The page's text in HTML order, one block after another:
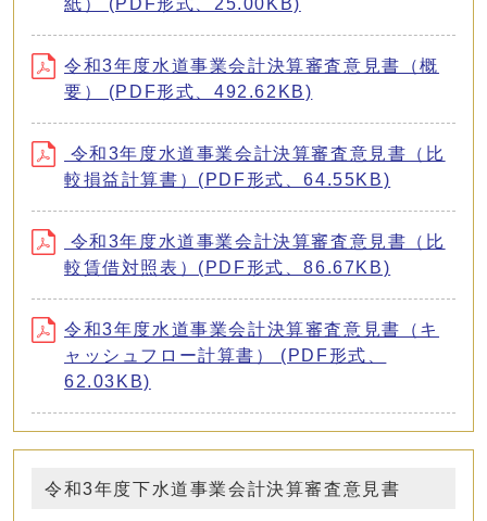
紙） (PDF形式、25.00KB)
令和3年度水道事業会計決算審査意見書（概
要） (PDF形式、492.62KB)
令和3年度水道事業会計決算審査意見書（比
較損益計算書）(PDF形式、64.55KB)
令和3年度水道事業会計決算審査意見書（比
較賃借対照表）(PDF形式、86.67KB)
令和3年度水道事業会計決算審査意見書（キ
ャッシュフロー計算書） (PDF形式、
62.03KB)
令和3年度下水道事業会計決算審査意見書